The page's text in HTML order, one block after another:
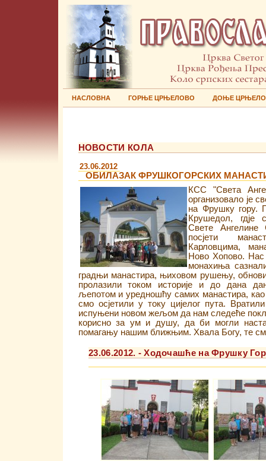
НАСЛОВНА ГОРЊЕ ЦРЊЕЛОВО ДОЊЕ
НОВОСТИ КОЛА
23.06.2012
ОБИЛАЗАК ФРУШКОГОРСКИХ
КСС "Света
организовало је
на Фрушку гору.
Крушедол, гдје
Свете
посјети
Карловцима,
Ново Хопово. Нас
монахиња
градњи манастира, њиховом рушењу,
пролазили током историје и до дана
љепотом и уредношћу самих манастира,
смо осјетили у току цијелог пута.
испуњени новом жељом да нам следеће
корисно за ум и душу, да би могли
помагању нашим ближњим. Хвала Богу, те
23.06.2012. - Ходочашће на Фрушку